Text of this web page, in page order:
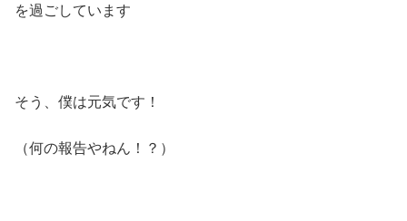
を過ごしています
そう、僕は元気です！
（何の報告やねん！？）